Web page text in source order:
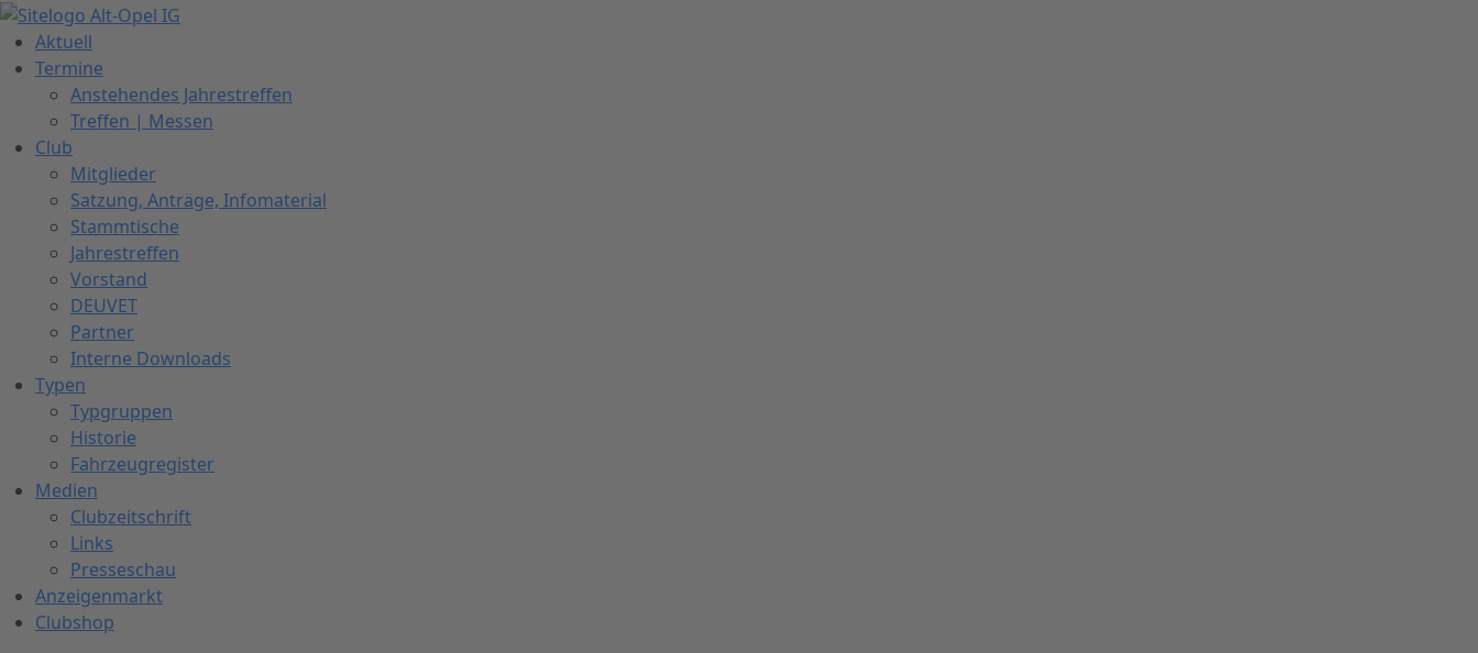
Zum
Inhalt
springen
Aktuell
Termine
Anstehendes Jahrestreffen
Treffen | Messen
Club
Mitglieder
Satzung, Anträge, Infomaterial
Stammtische
Jahrestreffen
Vorstand
DEUVET
Partner
Interne Downloads
Typen
Typgruppen
Historie
Fahrzeugregister
Medien
Clubzeitschrift
Links
Presseschau
Anzeigenmarkt
Clubshop